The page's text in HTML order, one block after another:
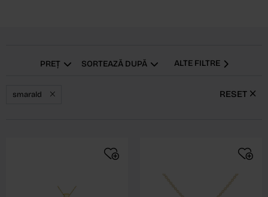
PREȚ SORTEAZĂ DUPĂ ALTE FILTRE
smarald RESET